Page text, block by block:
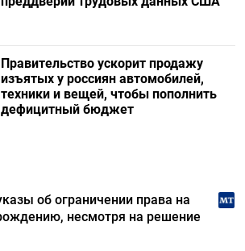
Правительство ускорит продажу
изъятых у россиян автомобилей,
техники и вещей, чтобы пополнить
дефицитный бюджет